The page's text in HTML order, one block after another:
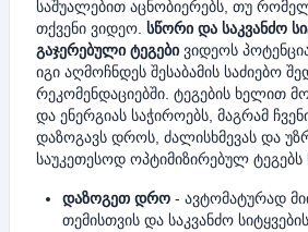
საშუალებით აცნობიერებს, თუ
თქვენი ვიდეო. სწორი და საკვანძო
გაჯერებული ტეგები ვიდეოს
იგი აღმოჩნდეს შესაბამის საძიებო
რეკომენდაციებში. ტეგების ხელით
და ენერგიას საჭიროებს, მაგრამ
დაზოგავს დროს, ძალისხმევას და
საუკეთესოდ ოპტიმიზირებულ ტეგებს
დაზოგეთ დრო - ავტომატურად
თემისთვის და საკვანძო